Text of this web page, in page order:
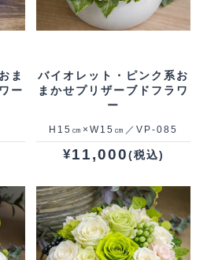
ま
ー
バイオレット・ピンク系お
まかせプリザーブドフラワ
ー
H15㎝×W15㎝／VP‐085
¥11,000(税込)